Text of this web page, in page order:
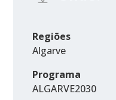
Regiões
Algarve
Programa
ALGARVE2030